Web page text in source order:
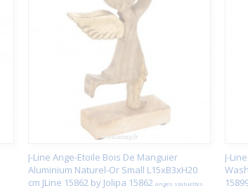
J-Line Ange-Etoile Bois De Manguier
Aluminium Naturel-Or Small L15xB3xH20
cm JLine 15862 by Jolipa 15862 anges statuettes
J-